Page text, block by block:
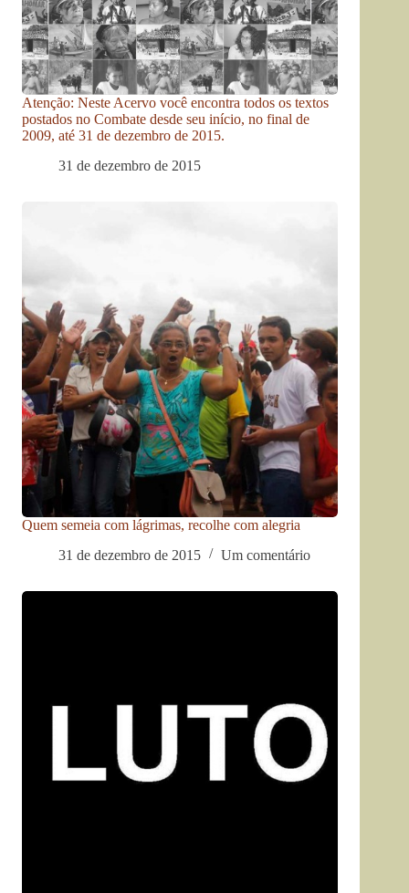
Atenção: Neste Acervo você encontra todos os textos
postados no Combate desde seu início, no final de
2009, até 31 de dezembro de 2015.
31 de dezembro de 2015
Quem semeia com lágrimas, recolhe com alegria
31 de dezembro de 2015
Um comentário